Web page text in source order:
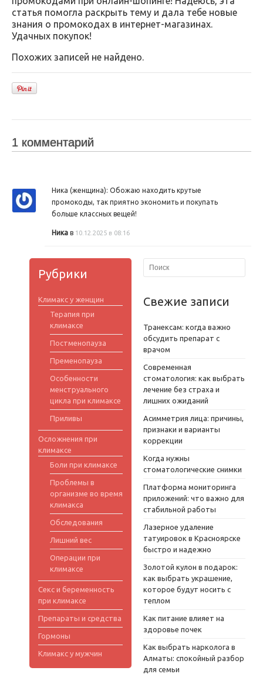
статья помогла раскрыть тему и дала тебе новые
знания о промокодах в интернет-магазинах.
Удачных покупок!
Похожих записей не найдено.
1 комментарий
Ника (женщина): Обожаю находить крутые
промокоды, так приятно экономить и покупать
больше классных вещей!
Ника в 10.12.2025 в 08:16
Рубрики
Климакс у женщин
Терапия при
климаксе
Постменопауза
Пременопауза
Особенности
менструального
цикла при климаксе
Приливы
Осложнения при
климаксе
Боли при климаксе
Проблемы в
организме во время
климакса
Обследования
Лишний вес
Операции при
климаксе
Секс и беременность
при климаксе
Препараты и средства
Гормоны
Климакс у мужчин
Свежие записи
Транексам: когда важно
обсудить препарат с
врачом
Современная
стоматология: как выбрать
лечение без страха и
лишних ожиданий
Асимметрия лица: причины,
признаки и варианты
коррекции
Когда нужны
стоматологические снимки
Платформа мониторинга
приложений: что важно для
стабильной работы
Лазерное удаление
татуировок в Красноярске
быстро и надежно
Золотой кулон в подарок:
как выбрать украшение,
которое будут носить с
теплом
Как питание влияет на
здоровье почек
Как выбрать нарколога в
Алматы: спокойный разбор
для семьи